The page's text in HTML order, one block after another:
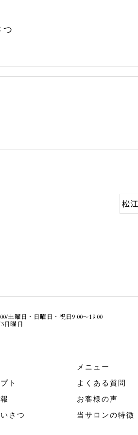
つ
松江
土曜日・日曜日・祝日9:00～19:00
日曜日
ト
さつ
メニュー
よくある質問
お客様の声
当サロンの特徴